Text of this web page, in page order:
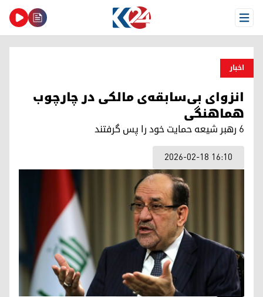
Open Menu
اخبار
انزوای بی‌سابقه‌ی مالکی در چارچوب
هماهنگی
۶ رهبر شیعه حمایت خود را پس گرفتند
2026-02-18 16:10